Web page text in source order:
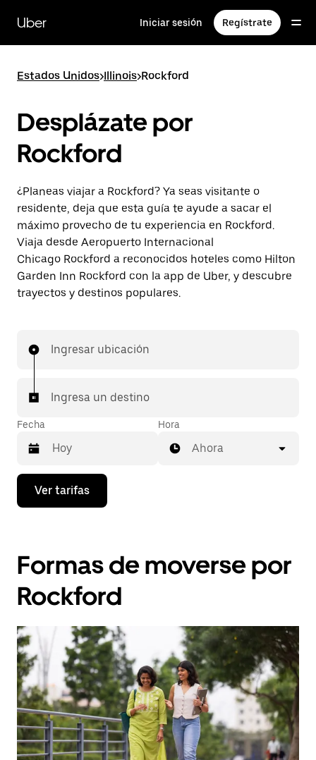
contenido
principal
Uber Iniciar sesión Regístrate
Estados Unidos>Illinois>Rockford
Desplázate por
Rockford
¿Planeas viajar a Rockford? Ya seas visitante o
residente, deja que esta guía te ayude a sacar el
máximo provecho de tu experiencia en Rockford.
Viaja desde Aeropuerto Internacional
Chicago Rockford a reconocidos hoteles como Hilton
Garden Inn Rockford con la app de Uber, y descubre
trayectos y destinos populares.
Ingresar ubicación
Ingresa un destino
Fecha
Presiona
flecha
interactuar
con
el
calendario
una
fecha.
Presiona
la
tecla Esc
para
cerrar
el
calendario.
Hora
Ahora
Ver tarifas
Formas de moverse por
Rockford